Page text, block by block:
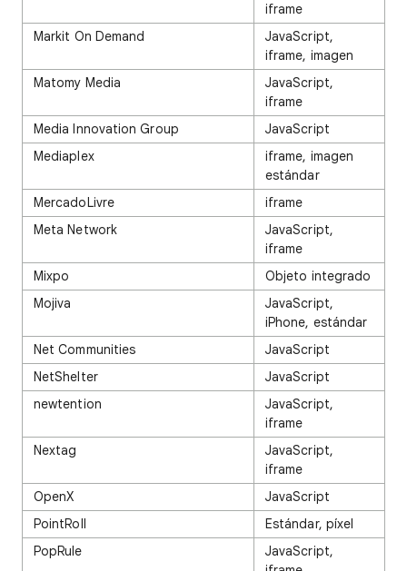
iframe
Markit On Demand
JavaScript,
iframe, imagen
Matomy Media
JavaScript,
iframe
Media Innovation Group
JavaScript
Mediaplex
iframe, imagen
estándar
MercadoLivre
iframe
Meta Network
JavaScript,
iframe
Mixpo
Objeto integrado
Mojiva
JavaScript,
iPhone, estándar
Net Communities
JavaScript
NetShelter
JavaScript
newtention
JavaScript,
iframe
Nextag
JavaScript,
iframe
OpenX
JavaScript
PointRoll
Estándar, píxel
PopRule
JavaScript,